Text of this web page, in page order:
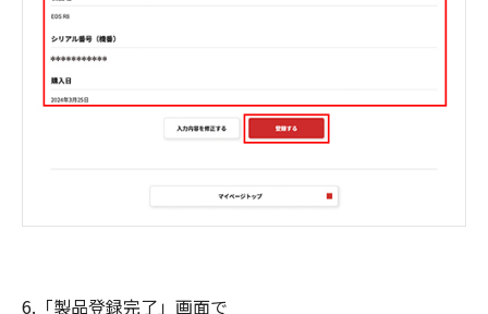
6.「製品登録完了」画面で